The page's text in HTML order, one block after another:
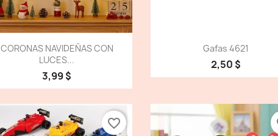
Vista detallada
CORONAS NAVIDEÑAS CON
LUCES...
3,99 $
Vista detallada
Gafas 4621
2,50 $
favorite_border